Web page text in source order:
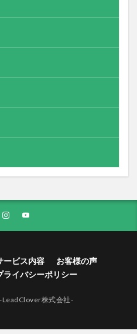
ービス内容
お客様の声
ライバシーポリシー
株式会社-